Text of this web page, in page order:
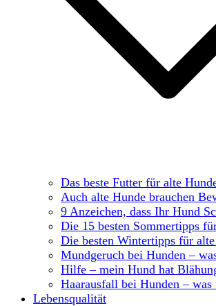
Das beste Futter für alte
Auch alte Hunde brauchen
9 Anzeichen, dass Ihr Hund
Die 15 besten Sommertipps
Die besten Wintertipps für
Mundgeruch bei Hunden –
Hilfe – mein Hund hat
Haarausfall bei Hunden – was
Lebensqualität